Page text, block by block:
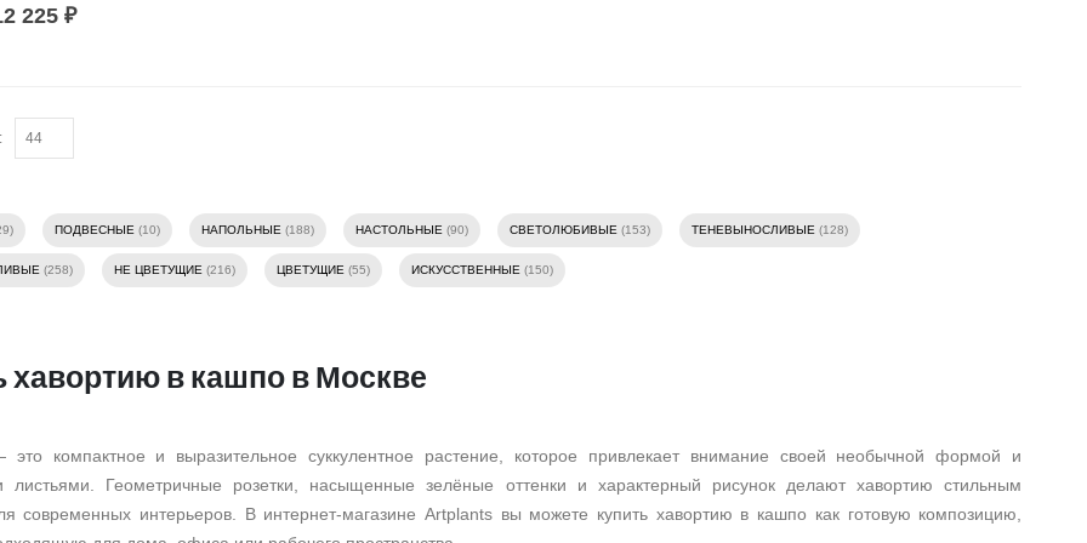
225 ₽
ПОДВЕСНЫЕ (10) НАПОЛЬНЫЕ (188) НАСТОЛЬНЫЕ (90) СВЕТОЛЮБИВЫЕ (153) ТЕНЕВЫНОСЛИВЫЕ (128)
(258) НЕ ЦВЕТУЩИЕ (216) ЦВЕТУЩИЕ (55) ИСКУССТВЕННЫЕ (150)
хавортию в кашпо в Москве
компактное и выразительное суккулентное растение, которое привлекает внимание своей необычной формой и
листьями. Геометричные розетки, насыщенные зелёные оттенки и характерный рисунок делают хавортию стильным
современных интерьеров. В интернет-магазине Artplants вы можете купить хавортию в кашпо как готовую композицию,